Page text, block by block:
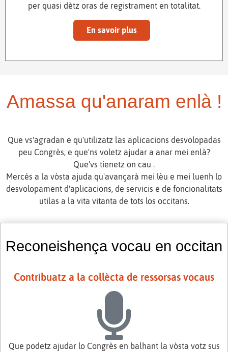
per quasi dètz oras de registrament en totalitat.
En savoir plus
Amassa qu'anaram enlà !
Que vs'agradan e qu'utilizatz las aplicacions desvolopadas
peu Congrès, e que'ns voletz ajudar a anar mei enlà?
Que'vs tienetz on cau .
Mercés a la vòsta ajuda qu'avançarà mei lèu e mei luenh lo
desvolopament d'aplicacions, de servicis e de foncionalitats
utilas a la vita vitanta de tots los occitans.
Reconeishença vocau en occitan
Contribuatz a la collècta de ressorsas vocaus
Que podetz ajudar lo Congrès en balhant la vòsta votz sus